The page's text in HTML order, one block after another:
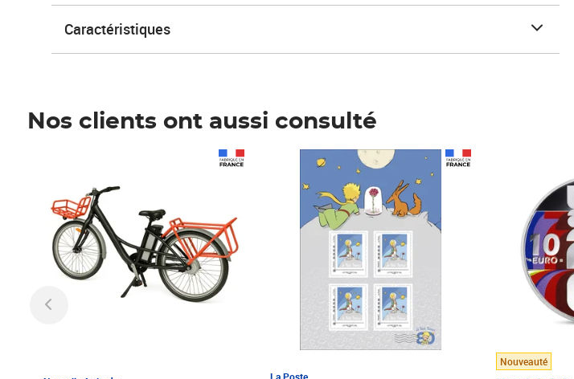
Caractéristiques
Nos clients ont aussi consulté
Prix 6,25€ HT
Nouveauté